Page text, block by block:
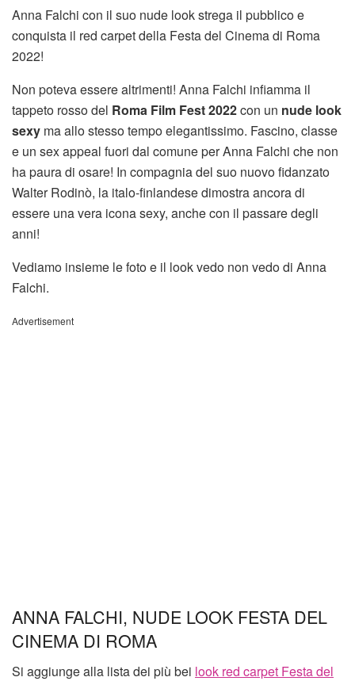
Anna Falchi con il suo nude look strega il pubblico e
conquista il red carpet della Festa del Cinema di Roma
2022!
Non poteva essere altrimenti! Anna Falchi infiamma il
tappeto rosso del Roma Film Fest 2022con un nude look
sexy ma allo stesso tempo elegantissimo. Fascino, classe
e un sex appeal fuori dal comune per Anna Falchi che non
ha paura di osare! In compagnia del suo nuovo fidanzato
Walter Rodinò, la italo-finlandese dimostra ancora di
essere una vera icona sexy, anche con il passare degli
anni!
Vediamo insieme le foto e il look vedo non vedo di Anna
Falchi.
Advertisement
ANNA FALCHI, NUDE LOOK FESTA DEL
CINEMA DI ROMA
Si aggiunge alla lista dei più bei look red carpet Festa del